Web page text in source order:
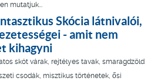
mutatjuk...
Skócia látnivalói,
- amit nem
kihagyni
skót várak, rejtélyes tavak, smaragdzöld
csodák, misztikus történetek, ősi